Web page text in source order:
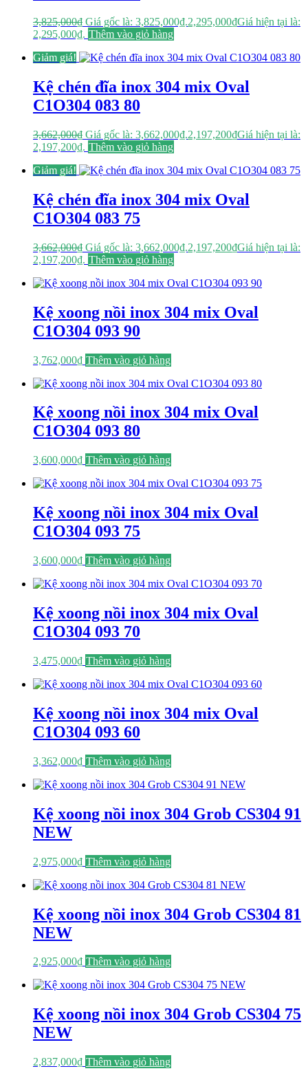
3,825,000₫ Giá gốc là: 3,825,000₫.2,295,000₫Giá hiện tại là:
2,295,000₫. Thêm vào giỏ hàng
Giảm giá!
Kệ chén đĩa inox 304 mix Oval
C1O304 083 80
3,662,000₫ Giá gốc là: 3,662,000₫.2,197,200₫Giá hiện tại là:
2,197,200₫. Thêm vào giỏ hàng
Giảm giá!
Kệ chén đĩa inox 304 mix Oval
C1O304 083 75
3,662,000₫ Giá gốc là: 3,662,000₫.2,197,200₫Giá hiện tại là:
2,197,200₫. Thêm vào giỏ hàng
Kệ xoong nồi inox 304 mix Oval
C1O304 093 90
3,762,000₫ Thêm vào giỏ hàng
Kệ xoong nồi inox 304 mix Oval
C1O304 093 80
3,600,000₫ Thêm vào giỏ hàng
Kệ xoong nồi inox 304 mix Oval
C1O304 093 75
3,600,000₫ Thêm vào giỏ hàng
Kệ xoong nồi inox 304 mix Oval
C1O304 093 70
3,475,000₫ Thêm vào giỏ hàng
Kệ xoong nồi inox 304 mix Oval
C1O304 093 60
3,362,000₫ Thêm vào giỏ hàng
Kệ xoong nồi inox 304 Grob CS304 91
NEW
2,975,000₫ Thêm vào giỏ hàng
Kệ xoong nồi inox 304 Grob CS304 81
NEW
2,925,000₫ Thêm vào giỏ hàng
Kệ xoong nồi inox 304 Grob CS304 75
NEW
2,837,000₫ Thêm vào giỏ hàng